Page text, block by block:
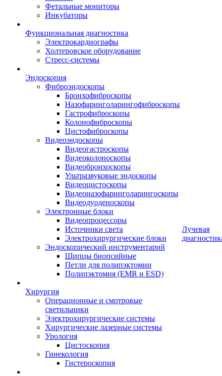
Фетальные мониторы
Инкубаторы
Функциональная диагностика
Электрокардиографы
Холтеровское оборудование
Стресс-системы
Эндоскопия
Фиброэндоскопы
Бронхофиброскопы
Назофаринголарингофиброскопы
Гастрофиброскопы
Колонофиброскопы
Цистофиброскопы
Видеоэндоскопы
Видеогастроскопы
Видеоколоноскопы
Видеобронхоскопы
Ультразвуковые эндоскопы
Видеоцистоскопы
Видеоназофаринголарингоскопы
Видеодуоденоскопы
Электронные блоки
Видеопроцессоры
Источники света
Электрохирургические блоки
Эндоскопический инструментарий
Щипцы биопсийные
Петли для полипэктомии
Полипэктомия (EMR и ESD)
Хирургия
Операционные и смотровые
светильники
Электрохирургические системы
Хирургические лазерные системы
Урология
Цистоскопия
Гинекология
Гистероскопия
Лучевая